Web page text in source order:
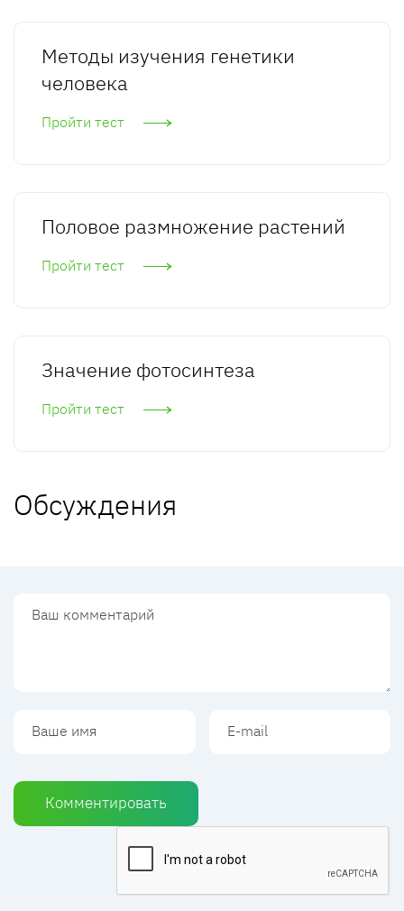
Методы изучения генетики
человека
Пройти тест
Половое размножение растений
Пройти тест
Значение фотосинтеза
Пройти тест
Обсуждения
Комментировать